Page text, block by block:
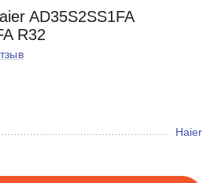
AD35S2SS1FA
R32
Haier